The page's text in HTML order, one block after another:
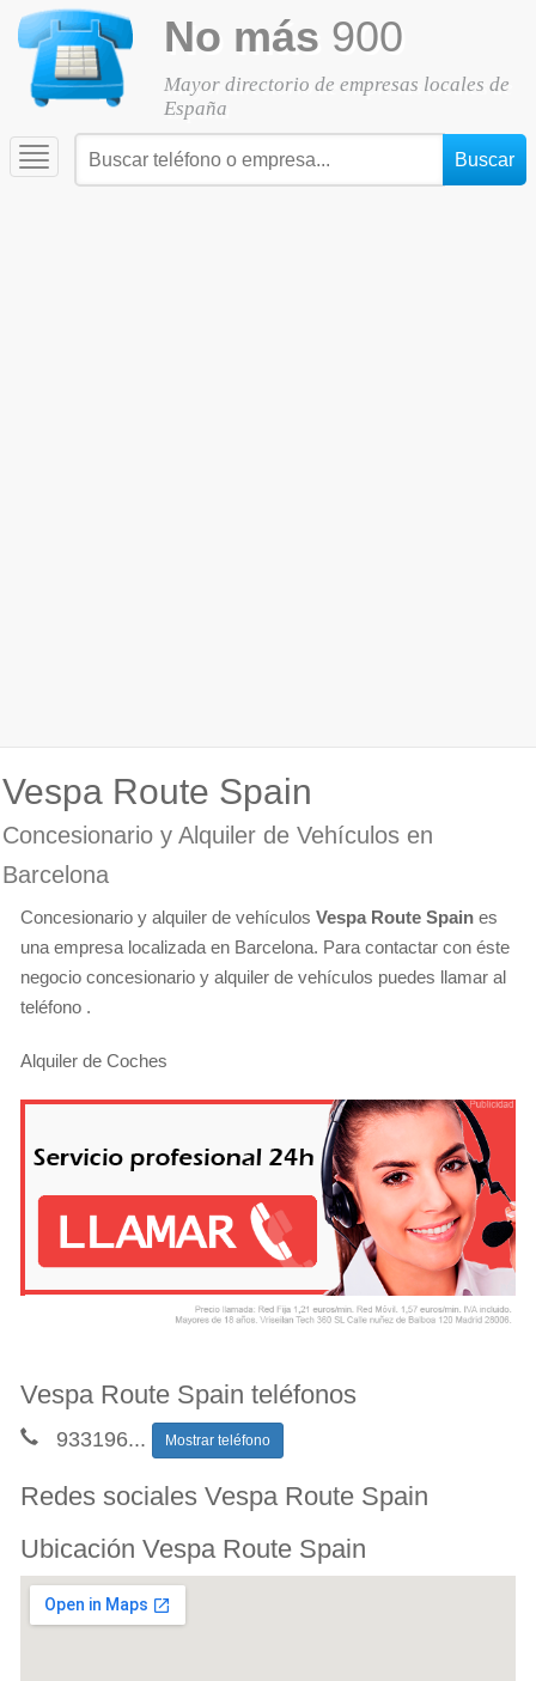
No más 900
Mayor directorio de empresas locales de
España
Toggle
navigation
Vespa Route Spain
Concesionario y Alquiler de Vehículos en
Barcelona
Concesionario y alquiler de vehículos Vespa Route Spain es
una empresa localizada en Barcelona. Para contactar con éste
negocio concesionario y alquiler de vehículos puedes llamar al
teléfono .
Alquiler de Coches
Vespa Route Spain teléfonos
933196... Mostrar teléfono
Redes sociales Vespa Route Spain
Ubicación Vespa Route Spain